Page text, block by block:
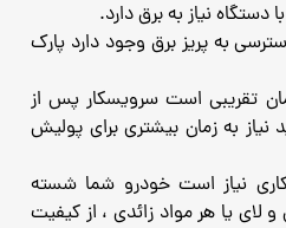
نیاز به برق دارد.
به پریز برق وجود دارد پارک
تقریبی است سرویسکار پس از
به زمان بیشتری برای پولیش
نیاز است خودرو شما شسته
لای یا هر مواد زائدی ، از کیفیت